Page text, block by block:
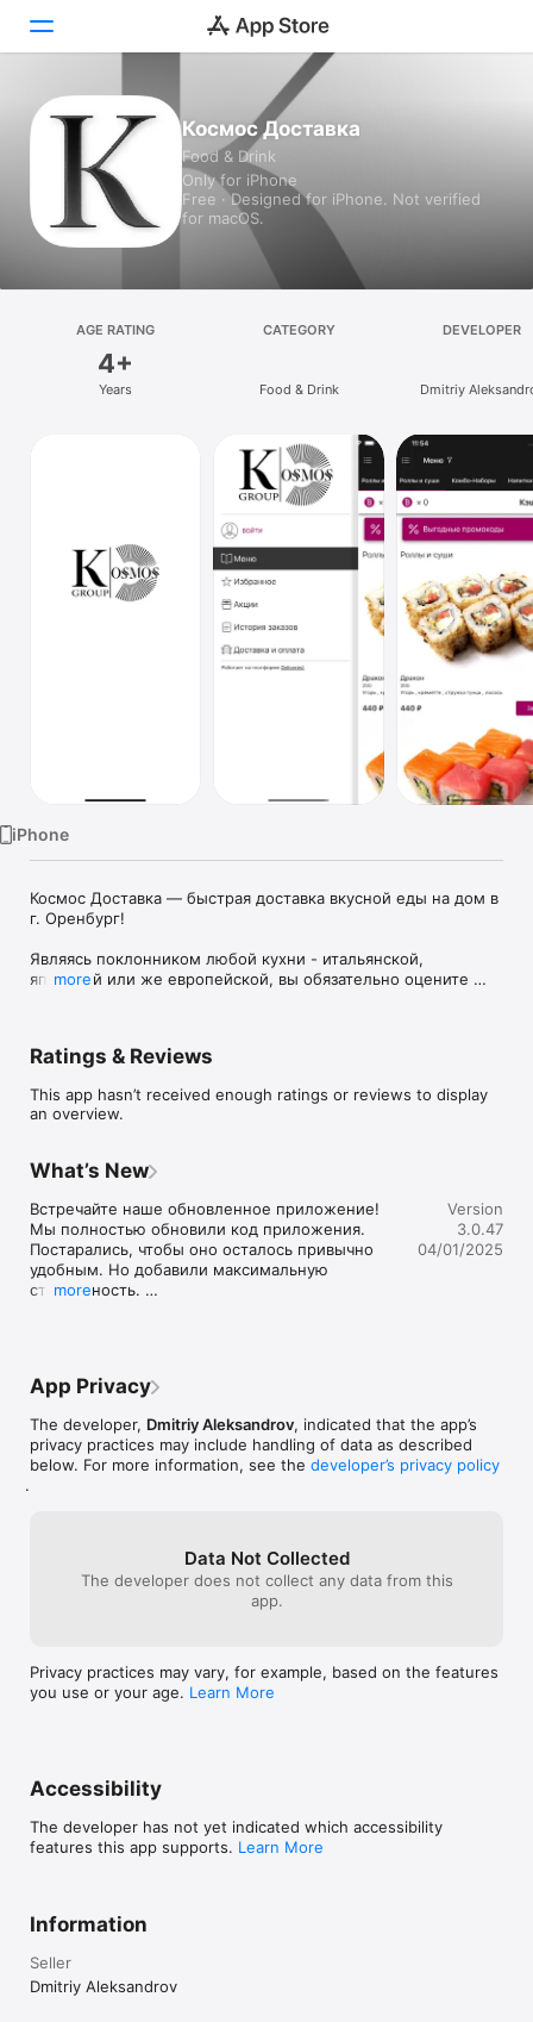
Today
Games
Apps
Platform
Watch
Космос Доставка
Food & Drink
Only for iPhone
Free · Designed for iPhone. Not verified
for macOS.
AGE RATING
4+
Years
CATEGORY
Food & Drink
DEVELOPER
Dmitriy
iPhone
Космос Доставка — быстрая доставка вкусной еды на дом в
г. Оренбург!
Являясь поклонником любой кухни - итальянской,
японской или же европейской, вы обязательно оцените
• Отображение статуса заказа в режиме онлайн
• Отображение курьера на карте города
more
Ratings & Reviews
This app hasn’t received enough ratings or reviews to display
an overview.
What’s New
Встречайте наше обновленное приложение!
Мы полностью обновили код приложения.
Постарались, чтобы оно осталось привычно
удобным. Но добавили максимальную
стабильность.
- Скоро будут новые акции и промокоды
more
Version
3.0.47
04/01/2025
App Privacy
The developer, Dmitriy Aleksandrov, indicated that the app’s
privacy practices may include handling of data as described
below. For more information, see the developer’s privacy policy
.
Data Not Collected
The developer does not collect any data from this
app.
Privacy practices may vary, for example, based on the features
you use or your age. Learn More
Accessibility
The developer has not yet indicated which accessibility
features this app supports. Learn More
Information
Seller
Dmitriy Aleksandrov